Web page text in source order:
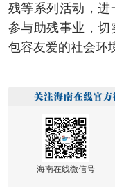
残等系列活动，
参与助残事业，切
包容友爱的社会环
海南在线微信号